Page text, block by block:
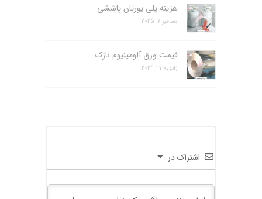
هزینه پلی یورتان پاششی
دسامبر 7, 2025
قیمت ورق آلومینیوم نازک
ژانویه 27, 2024
اشتراک در